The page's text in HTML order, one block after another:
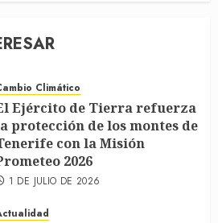
Climático
Ejército de Tierra refuerza
protección de los montes de
con la Misión
2026
1 DE JULIO DE 2026